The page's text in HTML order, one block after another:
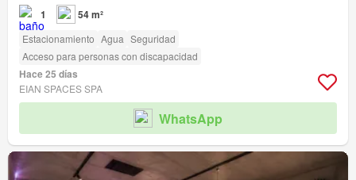
1 54 m²
Estacionamiento Agua Seguridad
Acceso para personas con discapacidad
Hace 25 días
EIAN SPACES SPA
WhatsApp